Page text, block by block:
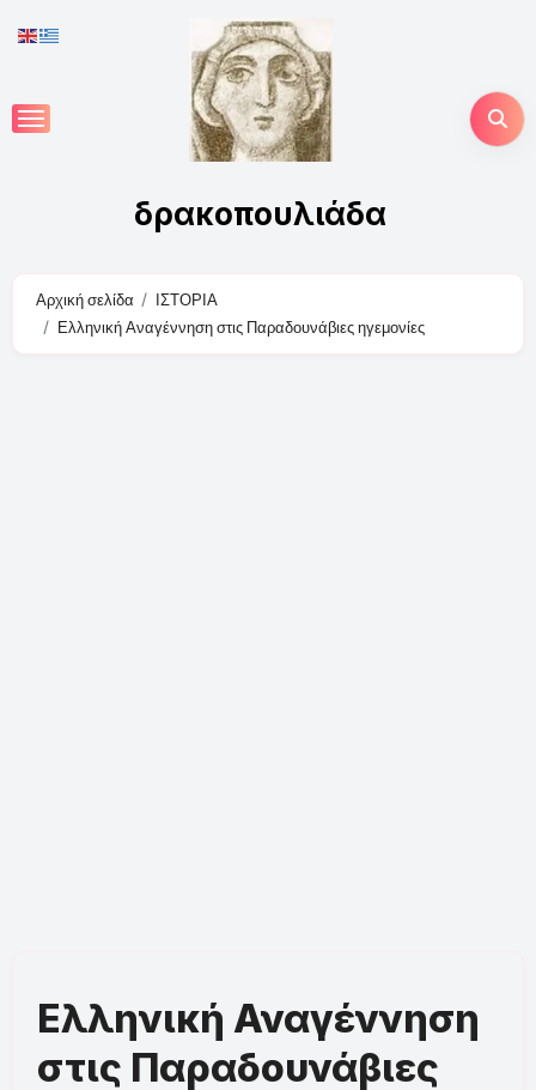
to
δρακοπουλιάδα
Αρχική σελίδα
ΙΣΤΟΡΙΑ
Ελληνική Αναγέννηση στις Παραδουνάβιες ηγεμονίες
Ελληνική Αναγέννηση
στις Παραδουνάβιες